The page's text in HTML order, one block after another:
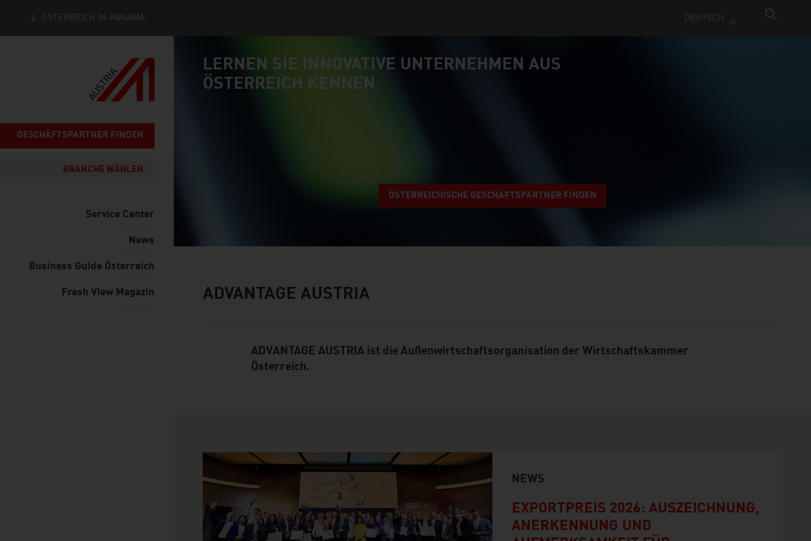
DEUTSCH
ÖSTERREICH IN PANAMA
GESCHÄFTSPARTNER FINDEN
BRANCHE WÄHLEN
Service Center
News
Business Guide Österreich
Fresh View Magazin
Inhalt
connect
LERNEN SIE INNOVATIVE UNTERNEHMEN AUS
ÖSTERREICH KENNEN
ÖSTERREICHISCHE GESCHÄFTSPARTNER FINDEN
Infobox
ADVANTAGE AUSTRIA
ADVANTAGE AUSTRIA ist die Außenwirtschaftsorganisation der Wirtschaftskammer
Österreich.
NEWS
EXPORTPREIS 2026: AUSZEICHNUNG,
ANERKENNUNG UND